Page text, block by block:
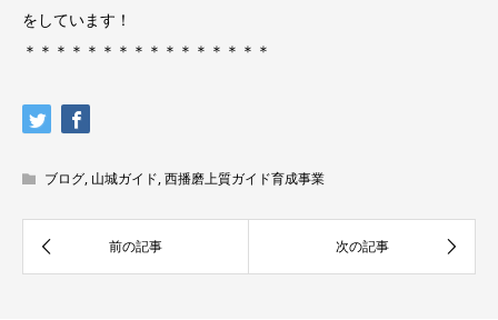
をしています！
＊＊＊＊＊＊＊＊＊＊＊＊＊＊＊＊
ブログ, 山城ガイド,西播磨上質ガイド育成事業